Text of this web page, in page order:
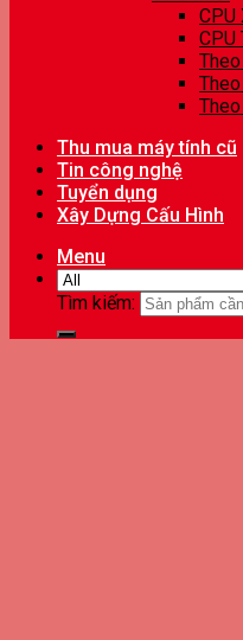
CPU
CPU
Thu mua máy tính cũ
Tin công nghệ
Tuyển dụng
Xây Dựng Cấu Hình
Menu
Tìm kiếm: